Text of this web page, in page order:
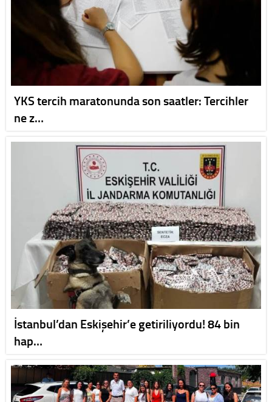
YKS tercih maratonunda son saatler: Tercihler
ne z…
İstanbul’dan Eskişehir’e getiriliyordu! 84 bin
hap…